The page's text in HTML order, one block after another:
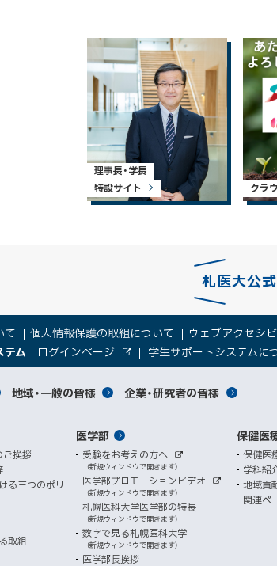
理事長・学長
特設サイト
クラ
札医大公
て 個人情報保護の取組について ウェブアクセシ
テム ログインページ
外
サ
イ
（
新
ウ
で
き
ま
す
）
学生サポートシステムに
地域・一般の皆様 企業・研究者の皆様
ご挨拶
る三つのポリ
取組
医学部
受験をお考えの方へ
外
部
サ
イ
ト
（新規ウィンドウで開きます）
医学部プロモーションビデオ
（新規ウィンドウで開きます）
札幌医科大学医学部の特長
（新規ウィンドウで開きます）
数字で見る札幌医科大学
（新規ウィンドウで開きます）
医学部長挨拶
保健医
保健医
学科紹
地域貢
関連ペ